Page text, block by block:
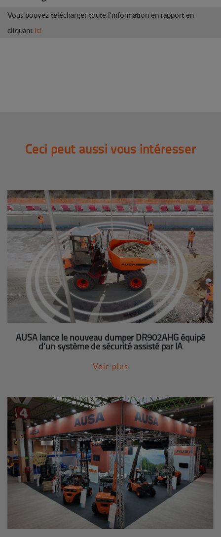
Vous pouvez télécharger toute l'information en rapport en
cliquant ici
Ceci peut aussi vous intéresser
AUSA lance le nouveau dumper DR902AHG équipé
d’un système de sécurité assisté par IA
Voir plus